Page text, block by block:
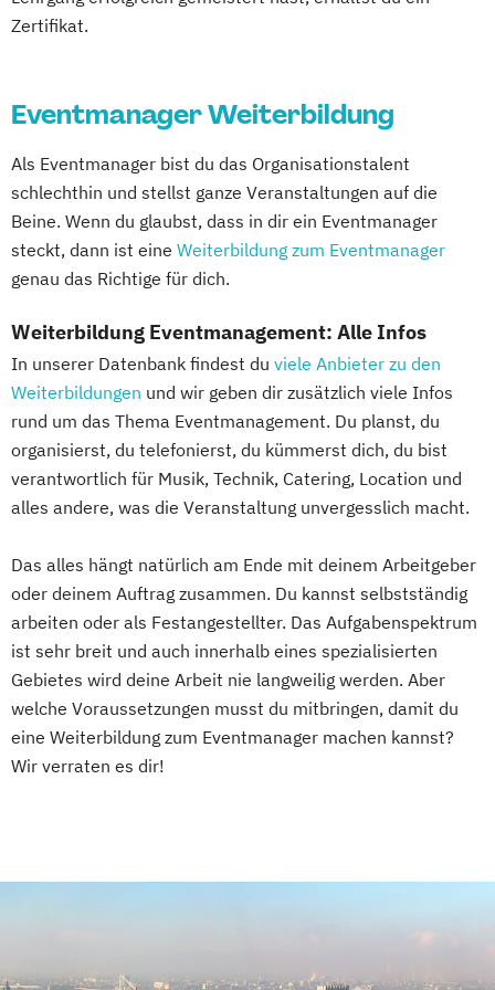
Zertifikat.
Eventmanager Weiterbildung
Als Eventmanager bist du das Organisationstalent
schlechthin und stellst ganze Veranstaltungen auf die
Beine. Wenn du glaubst, dass in dir ein Eventmanager
steckt, dann ist eine Weiterbildung zum Eventmanager
genau das Richtige für dich.
Weiterbildung Eventmanagement: Alle Infos
In unserer Datenbank findest du viele Anbieter zu den
Weiterbildungen und wir geben dir zusätzlich viele Infos
rund um das Thema Eventmanagement. Du planst, du
organisierst, du telefonierst, du kümmerst dich, du bist
verantwortlich für Musik, Technik, Catering, Location und
alles andere, was die Veranstaltung unvergesslich macht.
Das alles hängt natürlich am Ende mit deinem Arbeitgeber
oder deinem Auftrag zusammen. Du kannst selbstständig
arbeiten oder als Festangestellter. Das Aufgabenspektrum
ist sehr breit und auch innerhalb eines spezialisierten
Gebietes wird deine Arbeit nie langweilig werden. Aber
welche Voraussetzungen musst du mitbringen, damit du
eine Weiterbildung zum Eventmanager machen kannst?
Wir verraten es dir!